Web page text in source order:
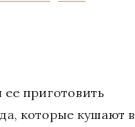
приготовить
которые кушают в